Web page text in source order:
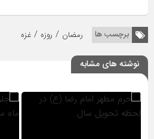
برچسب ها رمضان / روزه / غزه
نوشته های مشابه